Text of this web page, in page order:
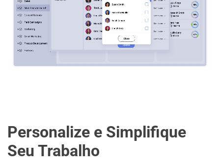
Personalize e Simplifique
Seu Trabalho